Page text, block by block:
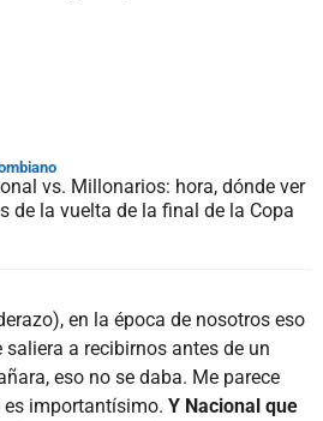
vs. Millonarios: hora, dónde ver
de la vuelta de la final de la Copa
en la época de nosotros eso
saliera a recibirnos antes de un
eso no se daba. Me parece
importantísimo. Y Nacional que